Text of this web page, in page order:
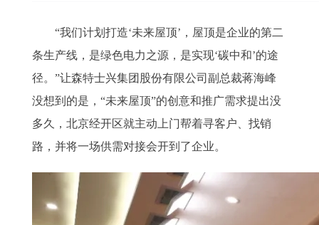
“我们计划打造‘未来屋顶’，屋顶是企业的第二
条生产线，是绿色电力之源，是实现‘碳中和’的途
径。”让森特士兴集团股份有限公司副总裁蒋海峰
没想到的是，“未来屋顶”的创意和推广需求提出没
多久，北京经开区就主动上门帮着寻客户、找销
路，并将一场供需对接会开到了企业。